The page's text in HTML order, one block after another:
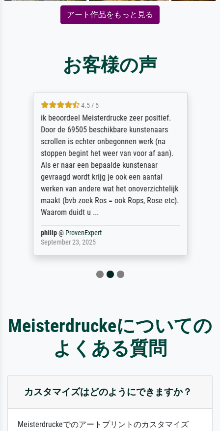
アート作品をもっと見る
お客様の声
4.5 / 5
ik beoordeel Meisterdrucke zeer positief.
Door de 69505 beschikbare kunstenaars
scrollen is echter onbegonnen werk (na
stoppen begint het weer van voor af aan).
Als er naar een bepaalde kunstenaar
gevraagd wordt krijg je ook een aantal
werken van andere wat het onoverzichtelijk
maakt (bvb zoek Ros = ook Rops, Rose etc).
Waarom duidt u ...
philip@ ProvenExpert
September 23, 2025
Meisterdruckeについての
よくある質問
カスタマイズはどのようにできますか？
Meisterdruckeでのアートプリントのカスタマイズ